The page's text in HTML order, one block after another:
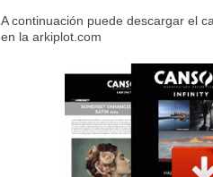
A continuación puede descargar el
en la arkiplot.com